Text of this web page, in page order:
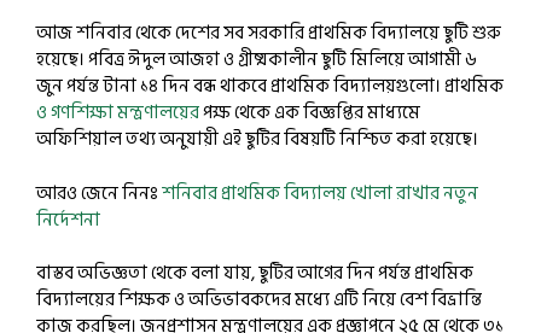
আজ শনিবার থেকে দেশের সব সরকারি প্রাথমিক বিদ্যালয়ে ছুটি শুরু
হয়েছে। পবিত্র ঈদুল আজহা ও গ্রীষ্মকালীন ছুটি মিলিয়ে আগামী ৬
জুন পর্যন্ত টানা ১৪ দিন বন্ধ থাকবে প্রাথমিক বিদ্যালয়গুলো। প্রাথমিক
ও গণশিক্ষা মন্ত্রণালয়েরপক্ষ থেকে এক বিজ্ঞপ্তির মাধ্যমে
অফিশিয়াল তথ্য অনুযায়ী এই ছুটির বিষয়টি নিশ্চিত করা হয়েছে।
আরও জেনে নিনঃশনিবার প্রাথমিক বিদ্যালয় খোলা রাখার নতুন
নির্দেশনা
বাস্তব অভিজ্ঞতা থেকে বলা যায়, ছুটির আগের দিন পর্যন্ত প্রাথমিক
বিদ্যালয়ের শিক্ষক ও অভিভাবকদের মধ্যে এটি নিয়ে বেশ বিভ্রান্তি
কাজ করছিল। জনপ্রশাসন মন্ত্রণালয়ের এক প্রজ্ঞাপনে ২৫ মে থেকে ৩১